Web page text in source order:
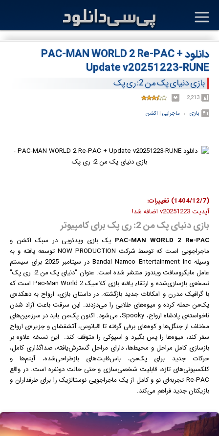
دانلود PAC-MAN WORLD 2 Re-PAC +
Update v20251223-RUNE
بازی دنیای پک من 2: ری پک
2,213
بازی ← ‏ ماجرایی ‏| اکشن
(1404/12/7) تغییرات:
آپدیت v20251223 اضافه شد!
بازی دنیای پک من 2: ری پک برای کامپیوتر
PAC-MAN WORLD 2 Re-PAC یک بازی ویدئویی در سبک اکشن و
ماجراجویی است که توسط شرکت NOW PRODUCTION توسعه یافته و به
وسیله Bandai Namco Entertainment Inc در سپتامبر 2025 برای سیستم
عامل مایکروسافتویندوز
منتشر شده است. عنوان "دنیای پک من 2: ری پک"
نسخه‌ی بازسازی‌شده و ارتقاء یافته‌ بازی کلاسیک Pac-Man World 2 است که
باگرافیکمدرن و امکانات جدید بازگشته. در داستان بازی، ارواح به دهکده‌ی
پک‌من حمله کرده و میوه‌های طلایی را می‌دزدند. این سرقت باعث آزاد شدن
ناخواسته‌ی پادشاه ارواح، Spooky، می‌شود. اکنون پک‌من باید در سرزمین‌های
مختلف از جنگل‌ها و کوه‌های برفی گرفته تا اقیانوس، آتشفشان و جزیره‌ی ارواح
سفر کند، میوه‌ها را پس بگیرد و اسپوکی را متوقف کند. این نسخه علاوه بر
بازسازی کامل مراحل و محیط‌ها، دارای مراحل گسترش‌یافته، صداگذاری کامل،
حرکات جدید برای پک‌من، باس‌فایت‌های بازطراحی‌شده، آیتم‌ها و
کلکسیونی‌های تازه، قابلیت شخصی‌سازی و حتی حالت دونفره است. در واقع
Re-PAC تجربه‌ای نو و کامل از یک ماجراجویی نوستالژیک را برای طرفداران و
بازیکنان جدید فراهم می‌کند.